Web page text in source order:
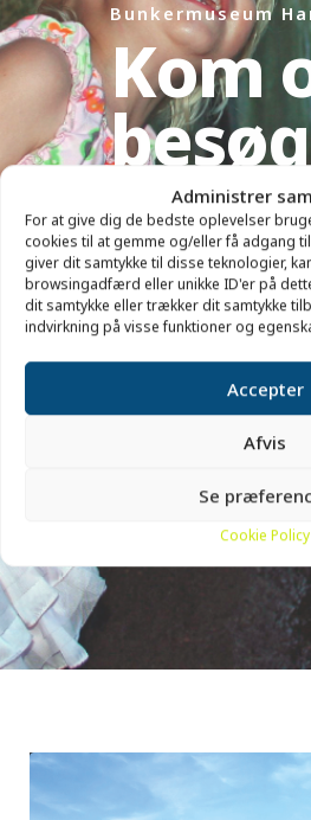
Administrer
For at give dig de bedste oplevelser
cookies til at gemme og/eller få adgang
giver dit samtykke til disse teknologier,
browsingadfærd eller unikke ID'er på
dit samtykke eller trækker dit samtykke
indvirkning på visse funktioner og
Accepter
Afvis
Se
Cookie Policy
Bunkermuseum
Kom
Mange spændende